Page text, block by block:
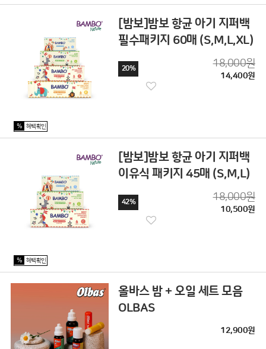
[밤보]밤보 항균 아기 지퍼백
필수패키지 60매 (S,M,L,XL)
20% 18,000원
14,400원
% 혜택확인
[밤보]밤보 항균 아기 지퍼백
이유식 패키지 45매 (S,M,L)
42% 18,000원
10,500원
% 혜택확인
올바스 밤 + 오일 세트 모음
OLBAS
12,900원